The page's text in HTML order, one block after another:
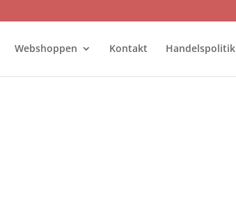
Webshoppen Kontakt Handelspolitik